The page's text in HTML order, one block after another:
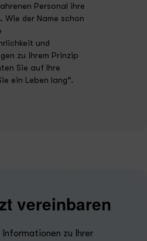
Personal ihre
Wie der Name schon
und
zu ihrem Prinzip
Sie auf Ihre
ein Leben lang“.
vereinbaren
zu Ihrer